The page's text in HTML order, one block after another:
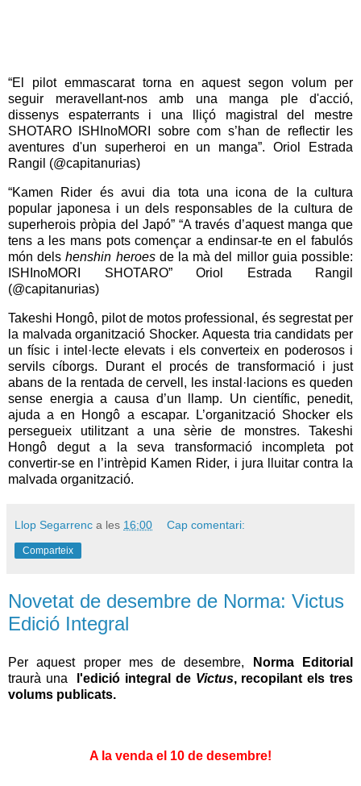
“El pilot emmascarat torna en aquest segon volum per
seguir meravellant-nos amb una manga ple d'acció,
dissenys espaterrants i una lliçó magistral del mestre
SHOTARO ISHInoMORI sobre com s’han de reflectir les
aventures d'un superheroi en un manga”. Oriol Estrada
Rangil (@capitanurias)
“Kamen Rider és avui dia tota una icona de la cultura
popular japonesa i un dels responsables de la cultura de
superherois pròpia del Japó” “A través d’aquest manga que
tens a les mans pots començar a endinsar-te en el fabulós
món delshenshin heroesde la mà del millor guia possible:
ISHInoMORI SHOTARO” Oriol Estrada Rangil
(@capitanurias)
Takeshi Hongô, pilot de motos professional, és segrestat per
la malvada organització Shocker. Aquesta tria candidats per
un físic i intel·lecte elevats i els converteix en poderosos i
servils cíborgs. Durant el procés de transformació i just
abans de la rentada de cervell, les instal·lacions es queden
sense energia a causa d’un llamp. Un científic, penedit,
ajuda a en Hongô a escapar. L’organització Shocker els
persegueix utilitzant a una sèrie de monstres. Takeshi
Hongô degut a la seva transformació incompleta pot
convertir-se en l’intrèpid Kamen Rider, i jura lluitar contra la
malvada organització.
Llop Segarrenc a les 16:00 Cap comentari:
Comparteix
Novetat de desembre de Norma: Victus
Edició Integral
Per aquest proper mes de desembre,
Norma Editorial
traurà una
l'edició integral de Victus, recopilant els tres
volums publicats.
A la venda el 10 de desembre!